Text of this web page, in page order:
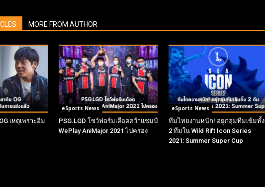
MORE FROM AUTHOR
เหตุเพราะอิ่ม
eSports News
PSG.LGD โชว์ฟอร์มเดือดคว้าแชมป์
WePlay AniMajor 2021 ไปครอง
eSports News
ทีมไทยงานหนัก! อยู่กลุ่มทีมเข้มทั้ง
2 ทีมใน Wild Rift Icon Series
2021: Summer Super Cup